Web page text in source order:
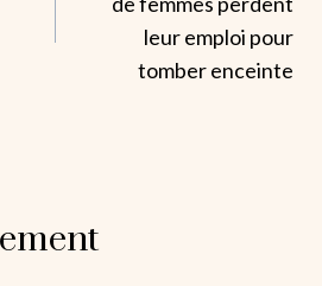
leur emploi pour
tomber enceinte